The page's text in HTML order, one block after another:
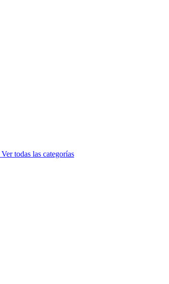
Ver todas las categorías